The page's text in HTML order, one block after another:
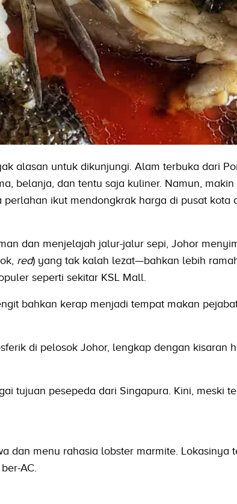
alasan untuk dikunjungi. Alam terbuka dari
belanja, dan tentu saja kuliner. Namun, makin
ikut mendongkrak harga di pusat kota
dan menjelajah jalur-jalur sepi, Johor
red) yang tak kalah lezat—bahkan lebih
seperti sekitar KSL Mall.
bahkan kerap menjadi tempat makan
di pelosok Johor, lengkap dengan kisaran
tujuan pesepeda dari Singapura. Kini, meski
dan menu rahasia lobster marmite. Lokasinya
AC.